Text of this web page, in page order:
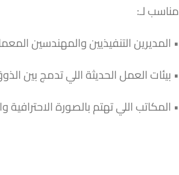
مناسب لـ:
• المديرين التنفيذيين والمهندسين
• بيئات العمل الحديثة اللي تدمج بين
• المكاتب اللي تهتم بالصورة الاحترافية